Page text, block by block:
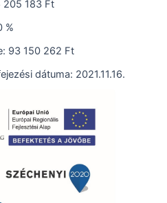
205 183 Ft
%
93 150 262 Ft
dátuma: 2021.11.16.